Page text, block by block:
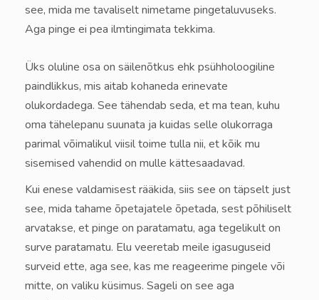
see, mida me tavaliselt nimetame pingetaluvuseks.
Aga pinge ei pea ilmtingimata tekkima.
Üks oluline osa on säilenõtkus ehk psühholoogiline
paindlikkus, mis aitab kohaneda erinevate
olukordadega. See tähendab seda, et ma tean, kuhu
oma tähelepanu suunata ja kuidas selle olukorraga
parimal võimalikul viisil toime tulla nii, et kõik mu
sisemised vahendid on mulle kättesaadavad.
Kui enese valdamisest rääkida, siis see on täpselt just
see, mida tahame õpetajatele õpetada, sest põhiliselt
arvatakse, et pinge on paratamatu, aga tegelikult on
surve paratamatu. Elu veeretab meile igasuguseid
surveid ette, aga see, kas me reageerime pingele või
mitte, on valiku küsimus. Sageli on see aga